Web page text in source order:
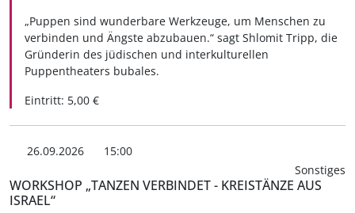
„Puppen sind wunderbare Werkzeuge, um Menschen zu
verbinden und Ängste abzubauen.“ sagt Shlomit Tripp, die
Gründerin des jüdischen und interkulturellen
Puppentheaters bubales.
Eintritt: 5,00 €
26.09.2026
15:00
Sonstiges
WORKSHOP „TANZEN VERBINDET - KREISTÄNZE AUS
ISRAEL“